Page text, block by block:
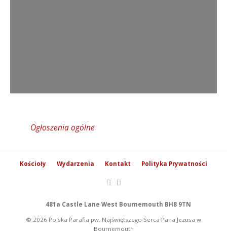
Ogłoszenia ogólne
Kościoły Wydarzenia Kontakt Polityka Prywatności
481a Castle Lane West Bournemouth BH8 9TN
© 2026 Polska Parafia pw. Najświętszego Serca Pana Jezusa w
Bournemouth